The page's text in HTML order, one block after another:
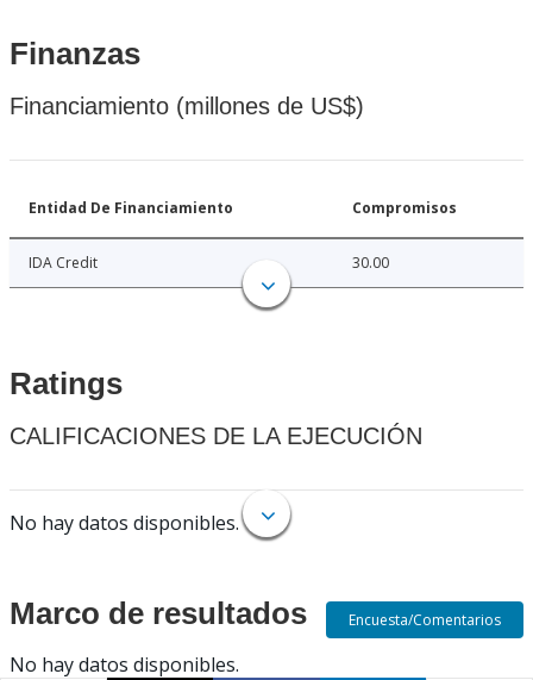
Finanzas
Financiamiento (millones de US$)
Entidad De Financiamiento Compromisos
IDA Credit 30.00
Ratings
CALIFICACIONES DE LA EJECUCIÓN
No hay datos disponibles.
Marco de resultados
No hay datos disponibles.
Encuesta/Comentarios